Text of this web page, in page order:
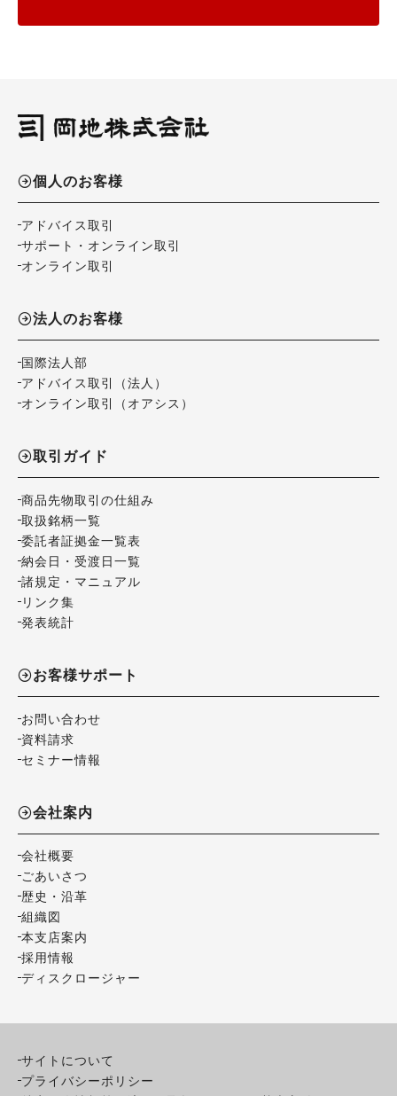
個人のお客様
アドバイス取引
サポート・オンライン取引
オンライン取引
法人のお客様
国際法人部
アドバイス取引（法人）
オンライン取引（オアシス）
取引ガイド
商品先物取引の仕組み
取扱銘柄一覧
委託者証拠金一覧表
納会日・受渡日一覧
諸規定・マニュアル
リンク集
発表統計
お客様サポート
お問い合わせ
資料請求
セミナー情報
会社案内
会社概要
ごあいさつ
歴史・沿革
組織図
本支店案内
採用情報
ディスクロージャー
サイトについて
プライバシーポリシー